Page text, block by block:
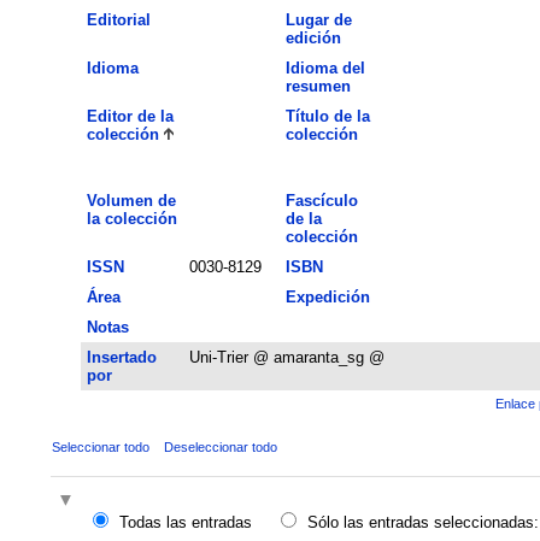
Editorial
Lugar de
edición
Idioma
Idioma del
resumen
Editor de la
colección
Título de la
colección
Volumen de
la colección
Fascículo
de la
colección
ISSN
0030-8129
ISBN
Área
Expedición
Notas
Insertado
por
Uni-Trier @ amaranta_sg @
Enlace
Seleccionar todo Deseleccionar todo
Todas las entradas
Sólo las entradas seleccionadas: